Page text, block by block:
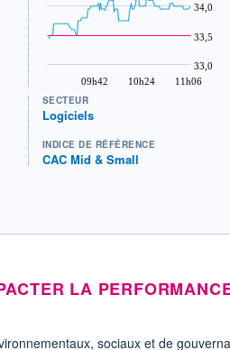
09h42 10h24 11h06
33,0
33,5
34,0
SECTEUR
Logiciels
INDICE DE RÉFÉRENCE
CAC Mid & Small
LA
sociaux et de